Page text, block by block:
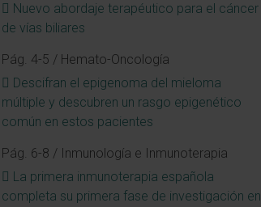
Nuevo abordaje terapéutico para el cáncer
de vías biliares
Pág. 4-5 / Hemato-Oncología
Descifran el epigenoma del mieloma
múltiple y descubren un rasgo epigenético
común en estos pacientes
Pág. 6-8 / Inmunología e Inmunoterapia
La primera inmunoterapia española
completa su primera fase de investigación en